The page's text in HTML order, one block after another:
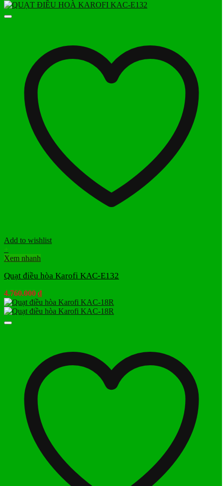
Add to wishlist
+
Xem nhanh
Quạt điều hòa Karofi KAC-E132
4.760.000 ₫